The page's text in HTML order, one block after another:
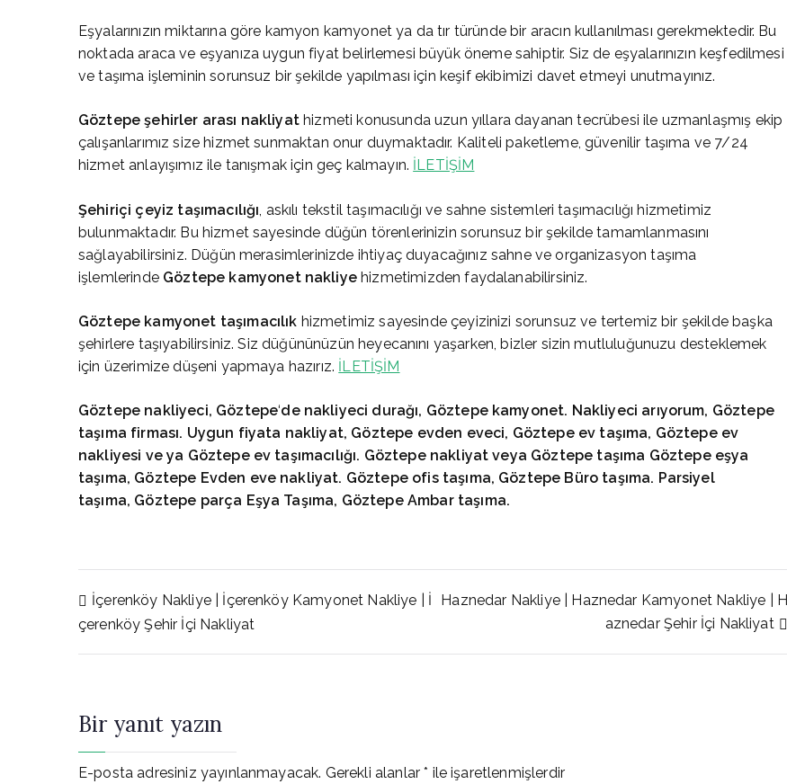
Eşyalarınızın miktarına göre kamyon kamyonet ya da tır türünde bir aracın kullanılması gerekmektedir. Bu
noktada araca ve eşyanıza uygun fiyat belirlemesi büyük öneme sahiptir. Siz de eşyalarınızın keşfedilmesi
ve taşıma işleminin sorunsuz bir şekilde yapılması için keşif ekibimizi davet etmeyi unutmayınız.
Göztepe şehirler arası nakliyathizmeti konusunda uzun yıllara dayanan tecrübesi ile uzmanlaşmış ekip
çalışanlarımız size hizmet sunmaktan onur duymaktadır. Kaliteli paketleme, güvenilir taşıma ve 7/24
hizmet anlayışımız ile tanışmak için geç kalmayın. İLETİŞİM
Şehiriçi çeyiz taşımacılığı, askılı tekstil taşımacılığı ve sahne sistemleri taşımacılığı hizmetimiz
bulunmaktadır. Bu hizmet sayesinde düğün törenlerinizin sorunsuz bir şekilde tamamlanmasını
sağlayabilirsiniz. Düğün merasimlerinizde ihtiyaç duyacağınız sahne ve organizasyon taşıma
işlemlerinde Göztepe kamyonet nakliyehizmetimizden faydalanabilirsiniz.
Göztepe kamyonet taşımacılık hizmetimiz sayesinde çeyizinizi sorunsuz ve tertemiz bir şekilde başka
şehirlere taşıyabilirsiniz. Siz düğününüzün heyecanını yaşarken, bizler sizin mutluluğunuzu desteklemek
için üzerimize düşeni yapmaya hazırız. İLETİŞİM
Göztepe nakliyeci, Göztepe‘de nakliyeci durağı, Göztepe kamyonet. Nakliyeci arıyorum, Göztepe
taşıma firması. Uygun fiyata nakliyat, Göztepe evden eveci, Göztepe ev taşıma, Göztepe ev
nakliyesi ve ya Göztepe ev taşımacılığı. Göztepe nakliyat veya Göztepe taşıma Göztepe eşya
taşıma, Göztepe Evden eve nakliyat. Göztepe ofis taşıma, Göztepe Büro taşıma. Parsiyel
taşıma, Göztepe parça Eşya Taşıma, Göztepe Ambar taşıma.
Yazı
İçerenköy Nakliye | İçerenköy Kamyonet Nakliye | İ
çerenköy Şehir İçi Nakliyat
Haznedar Nakliye | Haznedar Kamyonet Nakliye | H
aznedar Şehir İçi Nakliyat
Bir yanıt yazın
E-posta adresiniz yayınlanmayacak. Gerekli alanlar* ile işaretlenmişlerdir